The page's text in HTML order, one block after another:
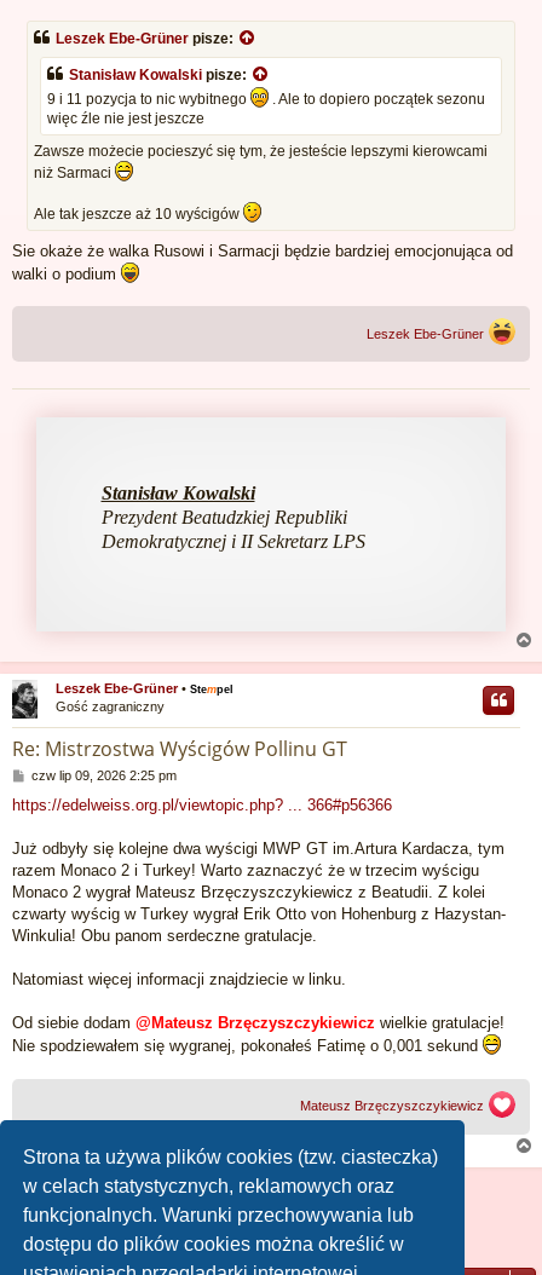
Strona ta używa plików cookies (tzw. ciasteczka)
w celach statystycznych, reklamowych oraz
funkcjonalnych. Warunki przechowywania lub
dostępu do plików cookies można określić w
s
Leszek Ebe-Grüner pisze:
Stanisław Kowalski pisze:
9 i 11 pozycja to nic wybitnego
. Ale to dopiero początek sezonu
więc źle nie jest jeszcze
Zawsze możecie pocieszyć się tym, że jesteście lepszymi kierowcami
niż Sarmaci
Ale tak jeszcze aż 10 wyścigów
Sie okaże że walka Rusowi i Sarmacji będzie bardziej emocjonująca od
walki o podium
Leszek Ebe-Grüner
Stanisław Kowalski
Prezydent Beatudzkiej Republiki
Demokratycznej i II Sekretarz LPS
a
g
Leszek Ebe-Grüner •Stempel
Gość zagraniczny
Re: Mistrzostwa Wyścigów Pollinu GT
P
s
czw lip 09, 2026 2:25 pm
https://edelweiss.org.pl/viewtopic.php? ... 366#p56366
Już odbyły się kolejne dwa wyścigi MWP GT im.Artura Kardacza, tym
razem Monaco 2 i Turkey! Warto zaznaczyć że w trzecim wyścigu
Monaco 2 wygrał Mateusz Brzęczyszczykiewicz z Beatudii. Z kolei
czwarty wyścig w Turkey wygrał Erik Otto von Hohenburg z Hazystan-
Winkulia! Obu panom serdeczne gratulacje.
Natomiast więcej informacji znajdziecie w linku.
Od siebie dodam @Mateusz Brzęczyszczykiewicz wielkie gratulacje!
Nie spodziewałem się wygranej, pokonałeś Fatimę o 0,001 sekund
Mateusz Brzęczyszczykiewicz
a
ODPOWIEDZ
Posty: 30 1 2 3
Następna